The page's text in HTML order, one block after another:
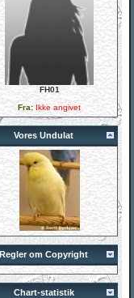
FH01
Fra: Ikke angivet
Vores Undulat
Regler om Copyright
Chart-statistik